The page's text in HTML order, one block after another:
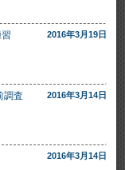
2016年3月19日
調査 2016年3月14日
2016年3月14日